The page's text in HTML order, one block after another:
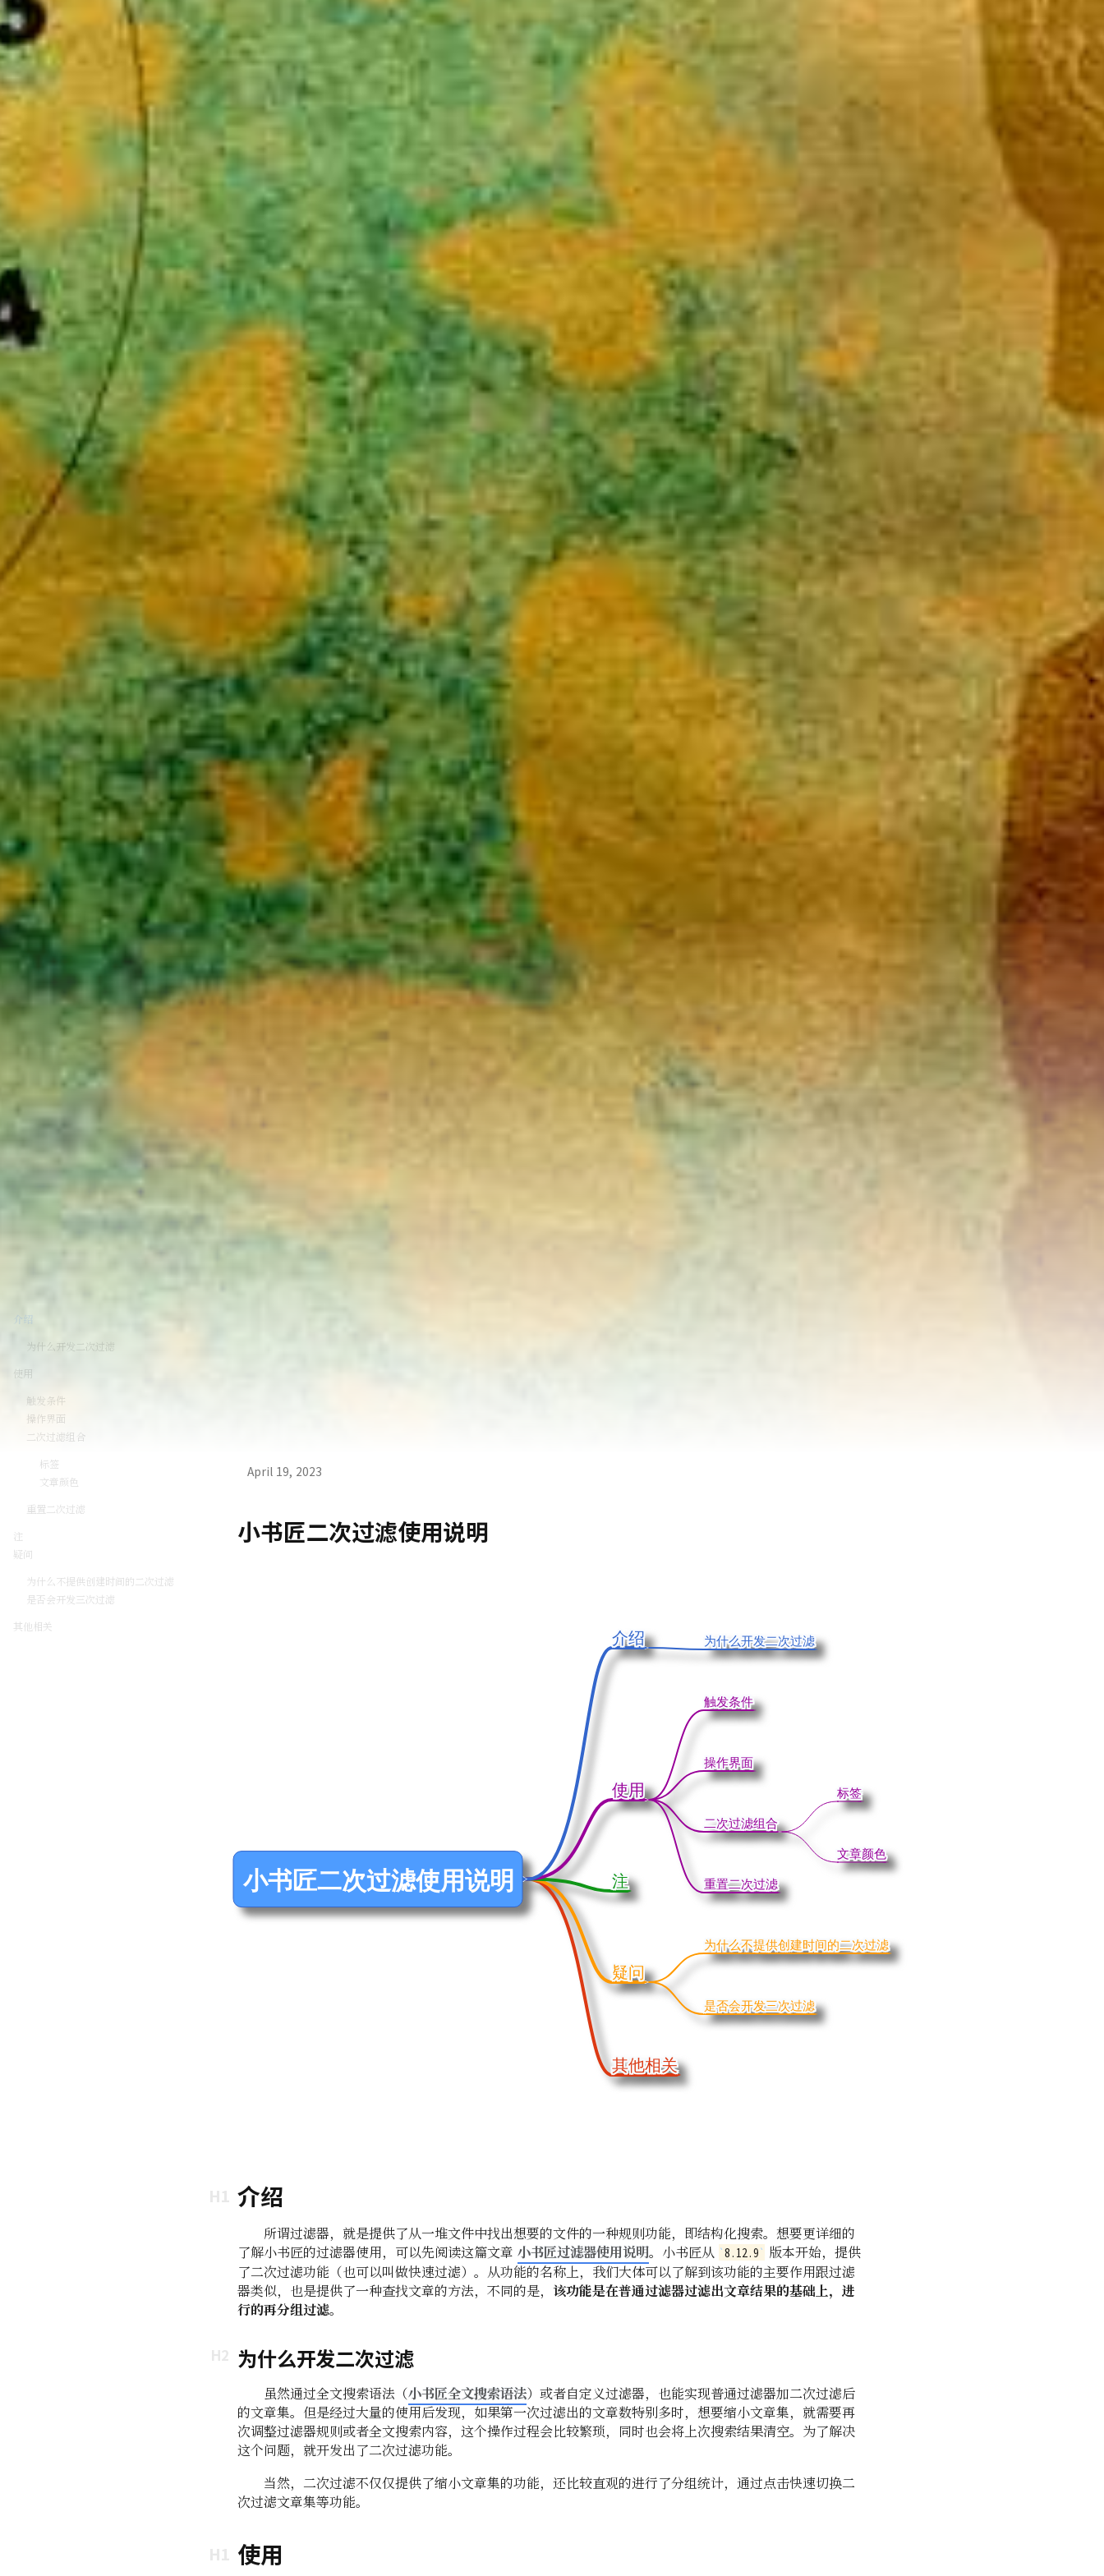
介绍
为什么开发二次过滤
使用
触发条件
操作界面
二次过滤组合
标签
文章颜色
重置二次过滤
注
疑问
为什么不提供创建时间的二次过滤
是否会开发三次过滤
其他相关
April 19, 2023
小书匠二次过滤使用说明
小书匠二次过滤使用说明
其他相关
其他相关
疑问
疑问
是否会开发三次过滤
是否会开发三次过滤
为什么不提供创建时间的二次过滤
为什么不提供创建时间的二次过滤
注
注
使用
使用
重置二次过滤
重置二次过滤
二次过滤组合
二次过滤组合
文章颜色
文章颜色
标签
标签
操作界面
操作界面
触发条件
触发条件
介绍
介绍 为什么开发二次过滤
为什么开发二次过滤
介绍
所谓过滤器，就是提供了从一堆文件中找出想要的文件的一种规则功能，即结构化搜索。想要更详细的
了解小书匠的过滤器使用，可以先阅读这篇文章小书匠过滤器使用说明。小书匠从 8.12.9
版本开始，提供
了二次过滤功能（也可以叫做快速过滤）。从功能的名称上，我们大体可以了解到该功能的主要作用跟过滤
器类似，也是提供了一种查找文章的方法，不同的是， 该功能是在普通过滤器过滤出文章结果的基础上，进
行的再分组过滤。
为什么开发二次过滤
虽然通过全文搜索语法（小书匠全文搜索语法）或者自定义过滤器，也能实现普通过滤器加二次过滤后
的文章集。但是经过大量的使用后发现，如果第一次过滤出的文章数特别多时，想要缩小文章集，就需要再
次调整过滤器规则或者全文搜索内容，这个操作过程会比较繁琐，同时也会将上次搜索结果清空。为了解决
这个问题，就开发出了二次过滤功能。
当然，二次过滤不仅仅提供了缩小文章集的功能，还比较直观的进行了分组统计，通过点击快速切换二
次过滤文章集等功能。
使用